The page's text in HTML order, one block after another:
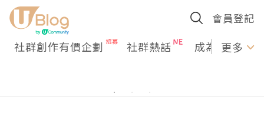
會員登記
社群創作有價企劃 社群熱話 成為U更多